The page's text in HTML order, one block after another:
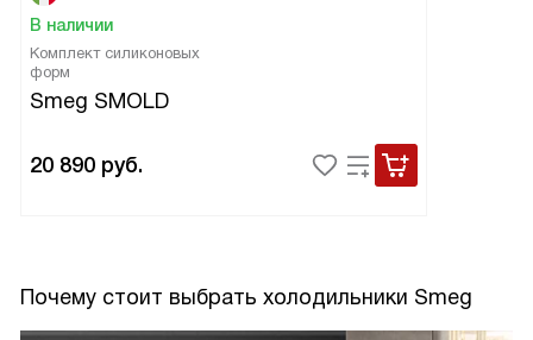
В наличии
Комплект силиконовых
форм
Smeg SMOLD
20 890 руб.
Почему стоит выбрать холодильники Smeg